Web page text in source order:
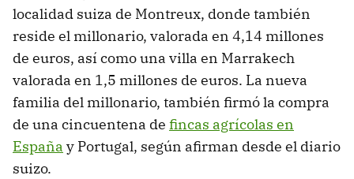
localidad suiza de Montreux, donde también
reside el millonario, valorada en 4,14 millones
de euros, así como una villa en Marrakech
valorada en 1,5 millones de euros. La nueva
familia del millonario, también firmó la compra
de una cincuentena de fincas agrícolas en
España y Portugal, según afirman desde el diario
suizo.